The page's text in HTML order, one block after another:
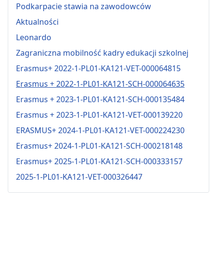
Podkarpacie stawia na zawodowców
Aktualności
Leonardo
Zagraniczna mobilność kadry edukacji szkolnej
Erasmus+ 2022-1-PL01-KA121-VET-000064815
Erasmus + 2022-1-PL01-KA121-SCH-000064635
Erasmus + 2023-1-PL01-KA121-SCH-000135484
Erasmus + 2023-1-PL01-KA121-VET-000139220
ERASMUS+ 2024-1-PL01-KA121-VET-000224230
Erasmus+ 2024-1-PL01-KA121-SCH-000218148
Erasmus+ 2025-1-PL01-KA121-SCH-000333157
2025-1-PL01-KA121-VET-000326447